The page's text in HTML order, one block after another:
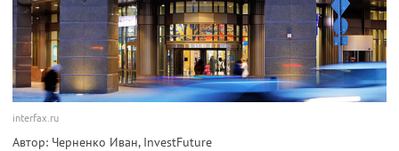
interfax.ru
Автор: Черненко Иван, InvestFuture